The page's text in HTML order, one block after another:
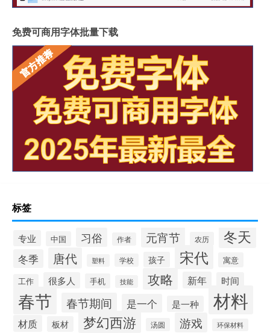
免费可商用字体批量下载
标签
专业 中国 习俗 作者 元宵节 农历 冬天
冬季 唐代 塑料 学校 孩子 宋代 寓意
工作 很多人 手机 技能 攻略 新年 时间
春节 春节期间 是一个 是一种 材料
材质 板材 梦幻西游 汤圆 游戏 环保材料